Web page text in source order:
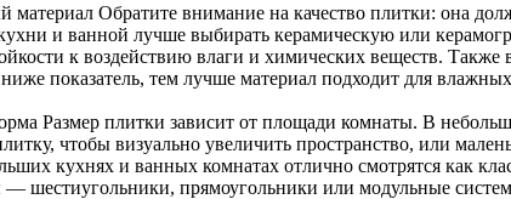
материал Обратите внимание на качество плитки: она
и ванной лучше выбирать керамическую или
к воздействию влаги и химических веществ. Также
показатель, тем лучше материал подходит для
Размер плитки зависит от площади комнаты. В
чтобы визуально увеличить пространство, или
кухнях и ванных комнатах отлично смотрятся как
шестиугольники, прямоугольники или модульные